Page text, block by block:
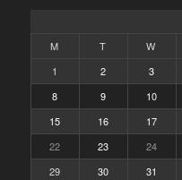
M T W
1
2 3
8
9 10
15
16 17
22
23 24
29
30 31